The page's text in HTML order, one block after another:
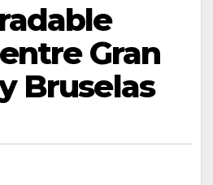
Gran
Bruselas